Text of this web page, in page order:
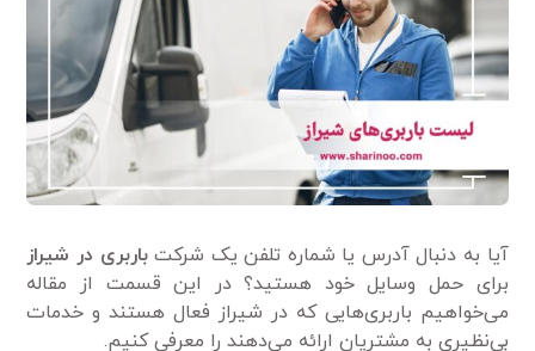
آیا به دنبال آدرس یا شماره تلفن یک شرکتباربری در شیراز
برای حمل وسایل خود هستید؟ در این قسمت از مقاله
می‌خواهیم باربری‌هایی که در شیراز فعال هستند و خدمات
بی‌نظیری به مشتریان ارائه می‌دهند را معرفی کنیم.